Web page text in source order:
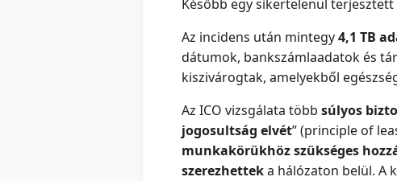
Később egy sikertelenül terjesztett
Az incidens után mintegy4,1 TB
dátumok, bankszámlaadatok és
kiszivárogtak, amelyekből
Az ICO vizsgálata több súlyos
jogosultság elvét” (principle of
munkakörükhöz szükséges
szerezhetteka hálózaton belül. A